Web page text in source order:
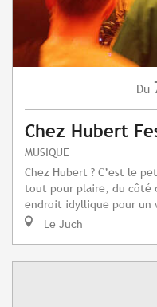
Du
Chez Hubert
MUSIQUE
Chez Hubert ? C’est le
tout pour plaire, du côté
endroit idyllique pour un
Le Juch